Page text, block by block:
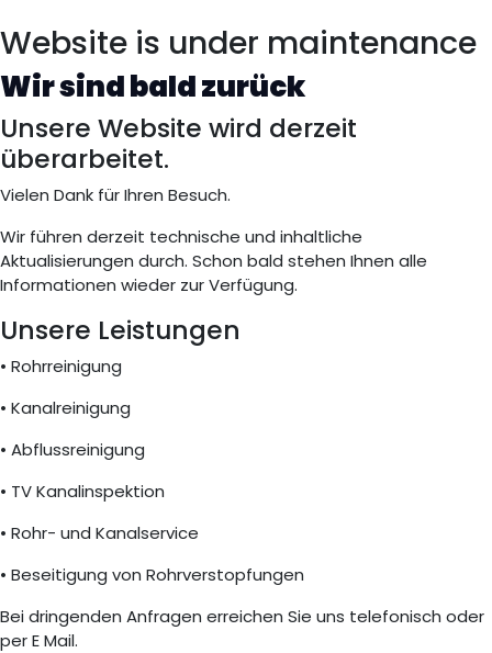
Website is under maintenance
Wir sind bald zurück
Unsere Website wird derzeit
überarbeitet.
Vielen Dank für Ihren Besuch.
Wir führen derzeit technische und inhaltliche
Aktualisierungen durch. Schon bald stehen Ihnen alle
Informationen wieder zur Verfügung.
Unsere Leistungen
• Rohrreinigung
• Kanalreinigung
• Abflussreinigung
• TV Kanalinspektion
• Rohr- und Kanalservice
• Beseitigung von Rohrverstopfungen
Bei dringenden Anfragen erreichen Sie uns telefonisch oder
per E Mail.